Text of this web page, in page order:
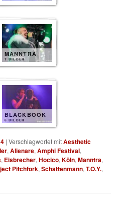
MANNTRA
7 BILDER
BLACKBOOK
6 BILDER
|Verschlagwortet mitAesthetic
,Alienare,Amphi Festival,
, Eisbrecher,Hocico,Köln,Manntra,
Pitchfork,Schattenmann,T.O.Y.,